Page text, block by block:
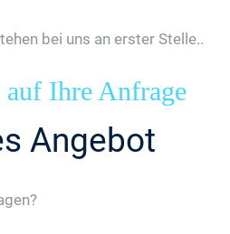
bei uns an erster Stelle..
Ihre Anfrage
Angebot